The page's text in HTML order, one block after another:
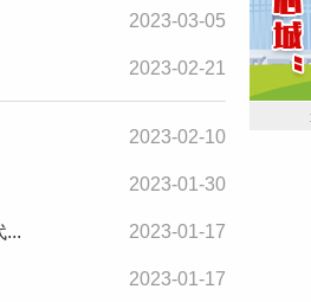
2023-03-05
2023-02-21
2023-02-10
2023-01-30
2023-01-17
...
2023-01-17